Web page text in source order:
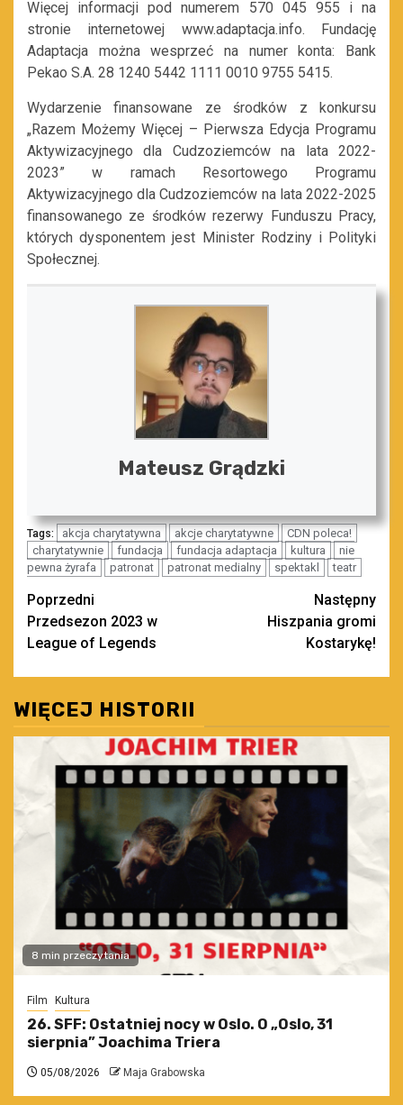
Więcej informacji pod numerem 570 045 955 i na
stronie internetowej www.adaptacja.info. Fundację
Adaptacja można wesprzeć na numer konta: Bank
Pekao S.A. 28 1240 5442 1111 0010 9755 5415.
Wydarzenie finansowane ze środków z konkursu
„Razem Możemy Więcej – Pierwsza Edycja Programu
Aktywizacyjnego dla Cudzoziemców na lata 2022-
2023” w ramach Resortowego Programu
Aktywizacyjnego dla Cudzoziemców na lata 2022-2025
finansowanego ze środków rezerwy Funduszu Pracy,
których dysponentem jest Minister Rodziny i Polityki
Społecznej.
Mateusz Grądzki
Tags: akcja charytatywna akcje charytatywne
CDN poleca!
charytatywnie
fundacja fundacja adaptacja kultura
nie
pewna żyrafa
patronat patronat medialny spektakl teatr
Zobacz
wpisy
Poprzedni
Przedsezon 2023 w
League of Legends
Następny
Hiszpania gromi
Kostarykę!
WIĘCEJ HISTORII
8 min przeczytania
Film Kultura
26. SFF: Ostatniej nocy w Oslo. O „Oslo, 31
sierpnia” Joachima Triera
05/08/2026 Maja Grabowska